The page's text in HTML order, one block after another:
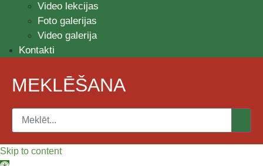
Video lekcijas
Foto galerijas
Video galerija
Kontakti
MEKLĒŠANA
Skip to content